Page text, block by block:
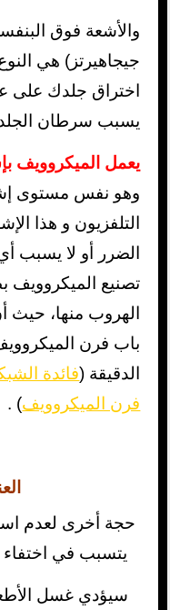
جيجاهيرتز) هي
يسبب سرطان
يعمل الميكروويف بإشعاع يبلغ
وهو نفس مستوى
التلفزيون و هذا
الضرر أو لا يسبب
تصنيع الميكروويف
الهروب منها، حيث
باب فرن
الدقيقة (فائدة
فرن الميكروويف) .
حجة أخرى لعدم
يتسبب في اختفاء
سيؤدي غسل